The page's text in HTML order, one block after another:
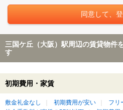
三国ケ丘（大阪）駅周辺の賃貸物件
す
初期費用・家賃
敷金礼金なし 初期費用が安い フリ